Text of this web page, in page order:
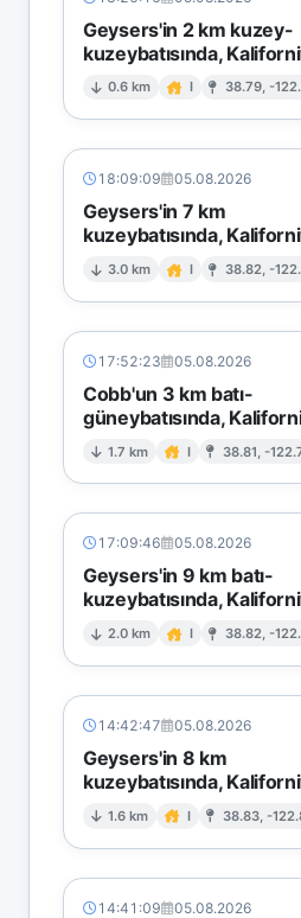
Geysers'in 2 km kuzey-
kuzeybatısında,
0.6 km I 38.79, -
18:09:09 05.08.2026
Geysers'in 7 km
kuzeybatısında,
3.0 km I 38.82, -
17:52:23 05.08.2026
Cobb'un 3 km batı-
güneybatısında,
1.7 km I 38.81, -
17:09:46 05.08.2026
Geysers'in 9 km batı-
kuzeybatısında,
2.0 km I 38.82, -
14:42:47 05.08.2026
Geysers'in 8 km
kuzeybatısında,
1.6 km I 38.83, -
14:41:09 05.08.2026